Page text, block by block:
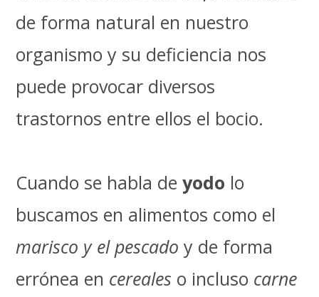
de forma natural en nuestro
organismo y su deficiencia nos
puede provocar diversos
trastornos entre ellos el bocio.
Cuando se habla deyodo lo
buscamos en alimentos como el
marisco y el pescado y de forma
errónea en cereales o incluso carne